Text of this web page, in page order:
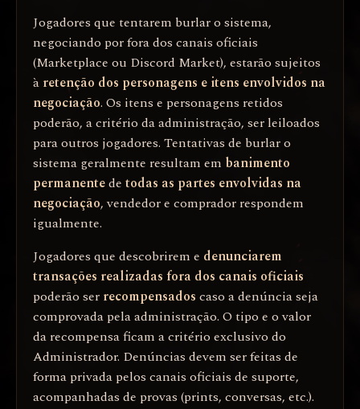
Jogadores que tentarem burlar o sistema,
negociando por fora dos canais oficiais
(Marketplace ou Discord Market), estarão sujeitos
à retenção dos personagens e itens envolvidos na
negociação. Os itens e personagens retidos
poderão, a critério da administração, ser leiloados
para outros jogadores. Tentativas de burlar o
sistema geralmente resultam em banimento
permanentede todas as partes envolvidas na
negociação, vendedor e comprador respondem
igualmente.
Jogadores que descobrirem e denunciarem
transações realizadas fora dos canais oficiais
poderão ser recompensados caso a denúncia seja
comprovada pela administração. O tipo e o valor
da recompensa ficam a critério exclusivo do
Administrador. Denúncias devem ser feitas de
forma privada pelos canais oficiais de suporte,
acompanhadas de provas (prints, conversas, etc.).